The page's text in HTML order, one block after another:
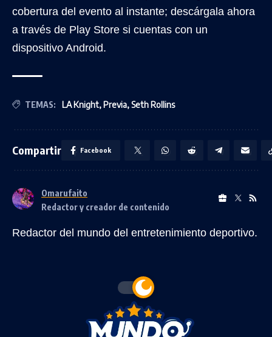
cobertura del evento al instante; descárgala ahora
a través de Play Store si cuentas con un
dispositivo Android.
TEMAS: LA Knight,Previa,Seth Rollins
Compartir Facebook
Omarufaito
Redactor y creador de contenido
Redactor del mundo del entretenimiento deportivo.